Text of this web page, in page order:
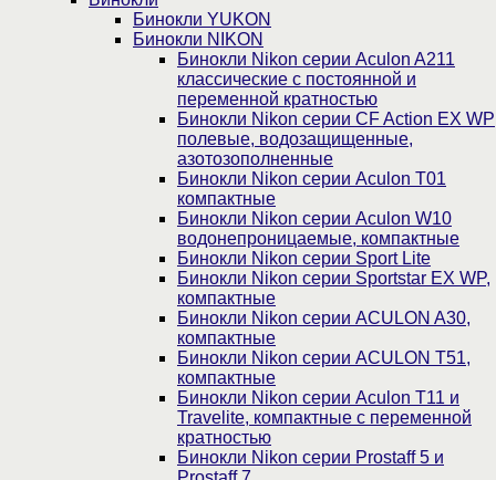
Бинокли YUKON
Бинокли NIKON
Бинокли Nikon серии Aculon A211
классические с постоянной и
переменной кратностью
Бинокли Nikon серии СF Action EX WP
полевые, водозащищенные,
азотозополненные
Бинокли Nikon серии Aculon T01
компактные
Бинокли Nikon серии Aculon W10
водонепроницаемые, компактные
Бинокли Nikon серии Sport Lite
Бинокли Nikon серии Sportstar EX WP,
компактные
Бинокли Nikon серии ACULON A30,
компактные
Бинокли Nikon серии ACULON Т51,
компактные
Бинокли Nikon серии Aculon T11 и
Travelite, компактные с переменной
кратностью
Бинокли Nikon серии Prostaff 5 и